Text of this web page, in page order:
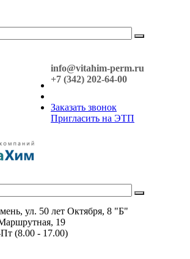
info@vitahim-perm.ru
+7 (342) 202-64-00
Заказать звонок
Пригласить на ЭТП
ул. 50 лет Октября, 8 "Б"
19
(8.00 - 17.00)